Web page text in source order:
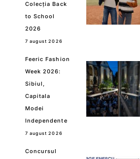
Colecția Back
to School
2026
7 august 2026
Feeric Fashion
Week 2026:
Sibiul,
Capitala
Modei
Independente
7 august 2026
Concursul